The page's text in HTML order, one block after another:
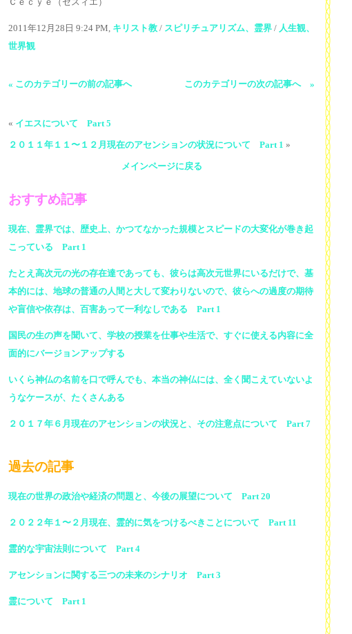
2011年12月28日 9:24 PM, キリスト教 / スピリチュアリズム、霊界 / 人生観、
世界観
« このカテゴリーの前の記事へ このカテゴリーの次の記事へ »
« イエスについて Part 5
２０１１年１１〜１２月現在のアセンションの状況について Part 1 »
メインページに戻る
おすすめ記事
現在、霊界では、歴史上、かつてなかった規模とスピードの大変化が巻き起
こっている Part 1
たとえ高次元の光の存在達であっても、彼らは高次元世界にいるだけで、基
本的には、地球の普通の人間と大して変わりないので、彼らへの過度の期待
や盲信や依存は、百害あって一利なしである Part 1
国民の生の声を聞いて、学校の授業を仕事や生活で、すぐに使える内容に全
面的にバージョンアップする
いくら神仏の名前を口で呼んでも、本当の神仏には、全く聞こえていないよ
うなケースが、たくさんある
２０１７年６月現在のアセンションの状況と、その注意点について Part 7
過去の記事
現在の世界の政治や経済の問題と、今後の展望について Part 20
２０２２年１〜２月現在、霊的に気をつけるべきことについて Part 11
霊的な宇宙法則について Part 4
アセンションに関する三つの未来のシナリオ Part 3
霊について Part 1